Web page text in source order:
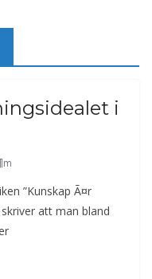
i
”Kunskap Ã¤r
att man bland